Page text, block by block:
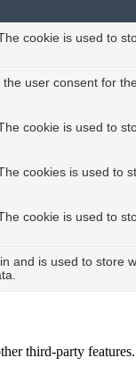
cookie is used to
user consent for
cookie is used to
cookies is used to
cookie is used to
and is used to store
third-party features.